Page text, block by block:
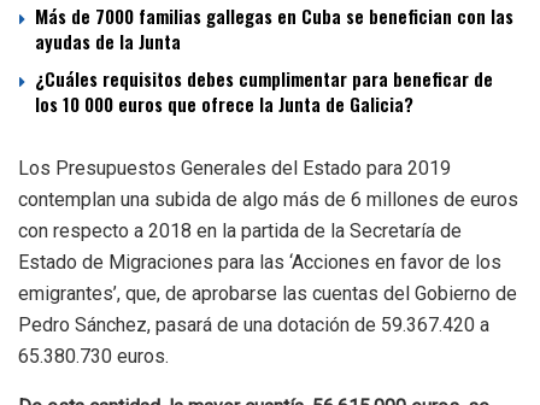
Más de 7000 familias gallegas en Cuba se benefician con las
ayudas de la Junta
¿Cuáles requisitos debes cumplimentar para beneficar de
los 10 000 euros que ofrece la Junta de Galicia?
Los Presupuestos Generales del Estado para 2019
contemplan una subida de algo más de 6 millones de euros
con respecto a 2018 en la partida de la Secretaría de
Estado de Migraciones para las ‘Acciones en favor de los
emigrantes’, que, de aprobarse las cuentas del Gobierno de
Pedro Sánchez, pasará de una dotación de 59.367.420 a
65.380.730 euros.